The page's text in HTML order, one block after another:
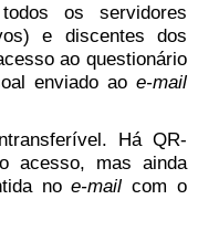
os servidores
e discentes dos
ao questionário
enviado ao e-mail
Há QR-
acesso, mas ainda
noe-mail com o